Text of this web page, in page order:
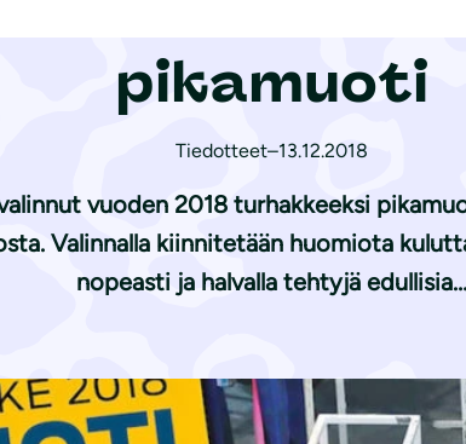
pikamuoti
Tiedotteet–13.12.2018
vuoden 2018 turhakkeeksi
Valinnalla kiinnitetään huomiota
nopeasti ja halvalla tehtyjä edullisia…